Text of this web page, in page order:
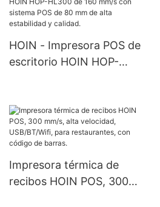
HOIN - Impresora POS de
escritorio HOIN HOP-
alta estabilidad y calidad.
Impresora térmica de
recibos HOIN POS, 300